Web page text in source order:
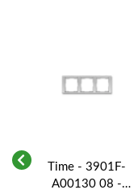
Time - 3901F-
A00130 08 -